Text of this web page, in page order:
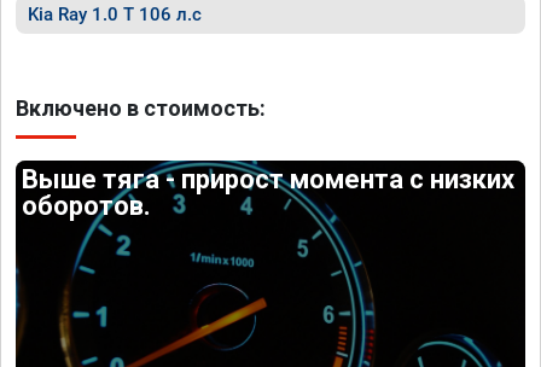
Kia Ray 1.0 T 106 л.с
Включено в стоимость:
Выше тяга - прирост момента с низких
оборотов.